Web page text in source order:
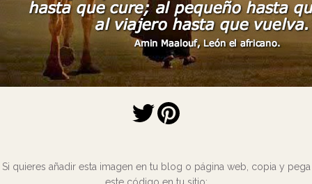
Si quieres añadir esta imagen en tu blog o página web, copia y pega